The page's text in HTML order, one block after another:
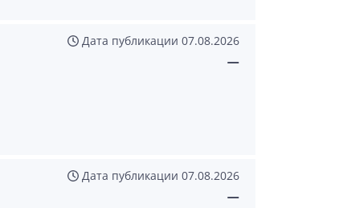
Дата публикации 07.08.2026
—
Дата публикации 07.08.2026
—